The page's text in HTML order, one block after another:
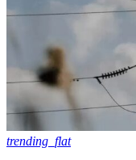
trending_flat